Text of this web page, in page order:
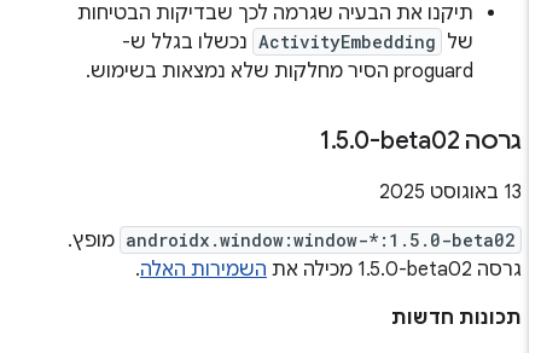
תיקנו את הבעיה שגרמה לכך שבדיקות הבטיחות
של ActivityEmbedding נכשלו בגלל ש-
proguard הסיר מחלקות שלא נמצאות בשימוש.
גרסה ‎1 .5.0-beta02
‫13 באוגוסט 2025
androidx.window:window-*:1.5.0-beta02 מופץ.
גרסה ‎1.5.0-beta02 מכילה את
השמירות האלה.
תכונות חדשות